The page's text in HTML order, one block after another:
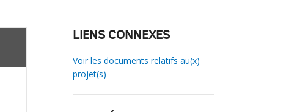
LIENS CONNEXES
Voir les documents relatifs au(x)
projet(s)